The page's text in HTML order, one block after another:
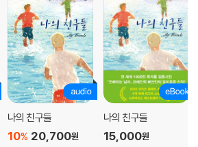
소년
무능력자
한 잔
이 참견해대는 수많은 놈들
의 끝
나의 친구들
20,700원
10%
나의 친구들
15,000원